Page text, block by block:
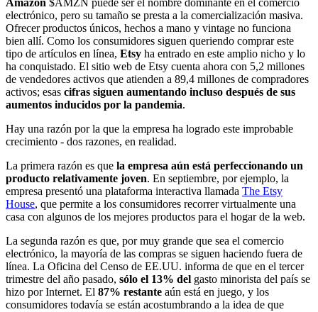
Amazon $AMZN puede ser el nombre dominante en el comercio
electrónico, pero su tamaño se presta a la comercialización masiva.
Ofrecer productos únicos, hechos a mano y vintage no funciona
bien allí. Como los consumidores siguen queriendo comprar este
tipo de artículos en línea, Etsy ha entrado en este amplio nicho y lo
ha conquistado. El sitio web de Etsy cuenta ahora con 5,2 millones
de vendedores activos que atienden a 89,4 millones de compradores
activos; esas cifras siguen aumentando incluso después de sus
aumentos inducidos por la pandemia.
Hay una razón por la que la empresa ha logrado este improbable
crecimiento - dos razones, en realidad.
La primera razón es que la empresa aún está perfeccionando un
producto relativamente joven. En septiembre, por ejemplo, la
empresa presentó una plataforma interactiva llamada The Etsy
House, que permite a los consumidores recorrer virtualmente una
casa con algunos de los mejores productos para el hogar de la web.
La segunda razón es que, por muy grande que sea el comercio
electrónico, la mayoría de las compras se siguen haciendo fuera de
línea. La Oficina del Censo de EE.UU. informa de que en el tercer
trimestre del año pasado, sólo el 13% del gasto minorista del país se
hizo por Internet. El 87% restante aún está en juego, y los
consumidores todavía se están acostumbrando a la idea de que